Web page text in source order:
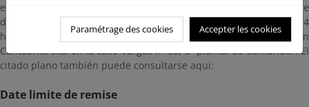
en el Boletín Oficial de Cantabria), se informa que el plano de
delimitación provisional podrá consultarse, en horario de 9 a 14
horas, en las dependencias de la Demarcación de Costas en
Cantabria, sita en la calle Vargas nº 53, 3ª planta, de Santander. El
citado plano también puede consultarse aquí:
Date limite de remise
Paramétrage des cookies Accepter les cookies